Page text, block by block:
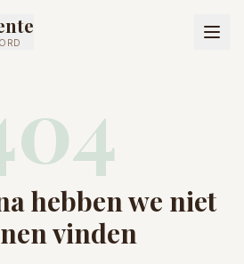
hebben we niet
vinden